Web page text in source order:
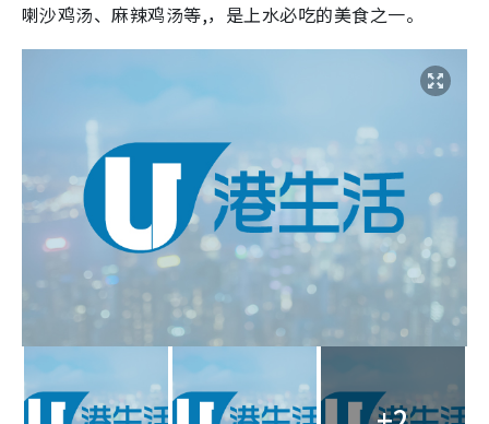
喇沙鸡汤、麻辣鸡汤等,，是上水必吃的美食之一。